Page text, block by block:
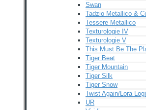
Swan
Tadzio Metallico &
Tessere Metallico
Texturologie IV
Texturologie V
This Must Be The
Tiger Beat
Tiger Mountain
Tiger Silk
Tiger Snow
Twist Again/Lora
UR